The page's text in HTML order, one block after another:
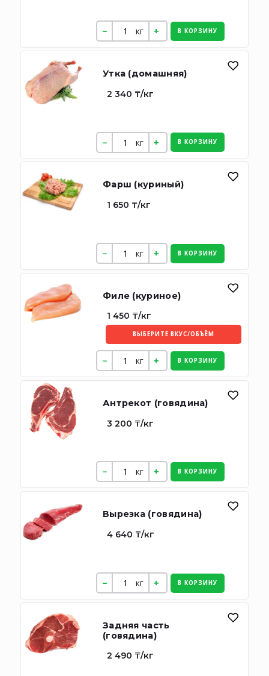
кг В КОРЗИНУ
Утка (домашняя)
2 340 ₸/кг
кг В КОРЗИНУ
Фарш (куриный)
1 650 ₸/кг
кг В КОРЗИНУ
Филе (куриное)
1 450 ₸/кг
ВЫБЕРИТЕ ВКУС/ОБЪЁМ
кг В КОРЗИНУ
Антрекот (говядина)
3 200 ₸/кг
кг В КОРЗИНУ
Вырезка (говядина)
4 640 ₸/кг
кг В КОРЗИНУ
Задняя часть
(говядина)
2 490 ₸/кг